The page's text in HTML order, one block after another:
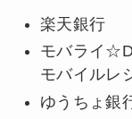
楽天銀行
モバライ
モバイルレ
ゆうちょ銀